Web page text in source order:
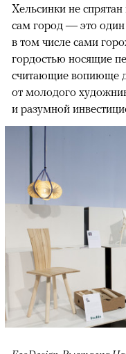
Хельсинки не
сам город — это
в том числе сами
гордостью носящие
считающие вопиюще
от молодого
и разумной